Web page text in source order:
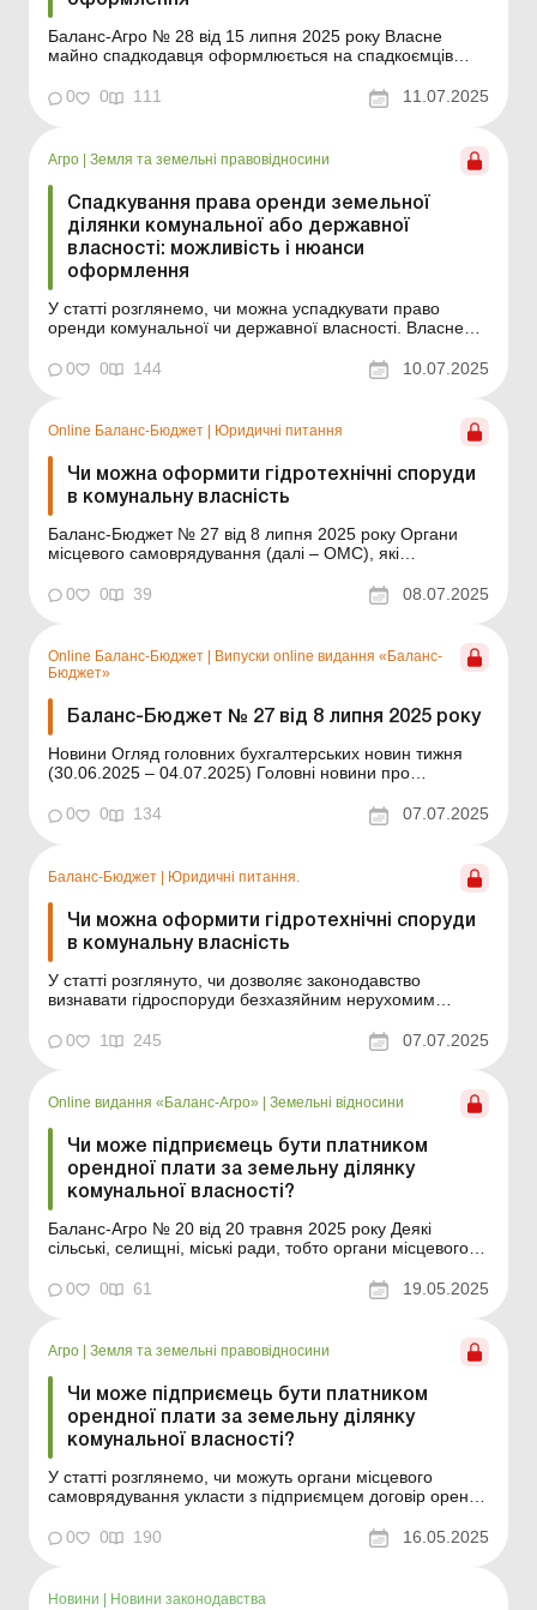
Баланс-Агро № 28 від 15 липня 2025 року Власне
майно спадкодавця оформлюється на спадкоємців
плані), однак при спадкуванні оренди землі запитання
неодмінно виникають. Тим більше якщо йдеться про
або ко...
0 0 111 11.07.2025
Агро | Земля та земельні правовідносини
Спадкування права оренди земельної
ділянки комунальної або державної
власності: можливість і нюанси
оформлення
У статті розглянемо, чи можна успадкувати право
оренди комунальної чи державної власності. Власне
зазвичай без проблем (принаймні в теоретичному
плані), однак при спадкуванні оренди землі запитання
оренду ...
0 0 144 10.07.2025
Online Баланс-Бюджет Юридичні питання
Чи можна оформити гідротехнічні споруди
в комунальну власність
Баланс-Бюджет № 27 від 8 липня 2025 року Органи
місцевого самоврядування (далі – ОМС), які
територіальної громади, можуть набувати безхазяйне
майно в комунальну власність за рішенням суду. Таке
взяття...
0 0 39 08.07.2025
Online Баланс-Бюджет
Випуски online видання «Баланс-
Бюджет»
Баланс-Бюджет № 27 від 8 липня 2025 року
Новини Огляд головних бухгалтерських новин тижня
(30.06.2025 – 04.07.2025) Головні новини про
щодня Зміст номеру Юридичні питання
Читати Діяльність ОМС у процесі фіксації воєнних
0 0 134 07.07.2025
Баланс-Бюджет | Юридичні питання.
Чи можна оформити гідротехнічні споруди
в комунальну власність
У статті розглянуто, чи дозволяє законодавство
визнавати гідроспоруди безхазяйним нерухомим
Органи місцевого самоврядування (далі – ОМС), які
уповноважені управляти майном відповідної
майно ...
0 1 245 07.07.2025
Online видання «Баланс-Агро» | Земельні відносини
Чи може підприємець бути платником
орендної плати за земельну ділянку
комунальної власності?
Баланс-Агро № 20 від 20 травня 2025 року Деякі
сільські, селищні, міські ради, тобто органи місцевого
підприємцями договори оренди земельної ділянки
комунальної власності. Однак у законодавстві не
договору ор...
0 0 61 19.05.2025
Агро Земля та земельні правовідносини
Чи може підприємець бути платником
орендної плати за земельну ділянку
комунальної власності?
У статті розглянемо, чи можуть органи місцевого
самоврядування укласти з підприємцем договір оренди
підприємець бути платником орендної плати за землю.
Деякі сільські, селищні, міські ради, тобто органи
0 0 190 16.05.2025
Новини Новини законодавства